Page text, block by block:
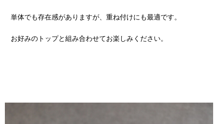
単体でも存在感がありますが、重ね付けにも最適です。
お好みのトップと組み合わせてお楽しみください。